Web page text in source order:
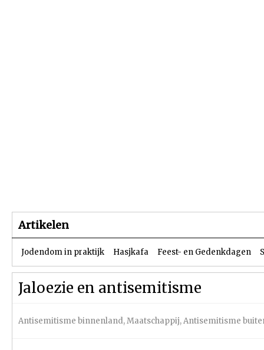
Artikelen
Jodendom in praktijk Hasjkafa Feest- en Gedenkdagen
Jaloezie en antisemitisme
Antisemitisme binnenland,Maatschappij,Antisemitisme